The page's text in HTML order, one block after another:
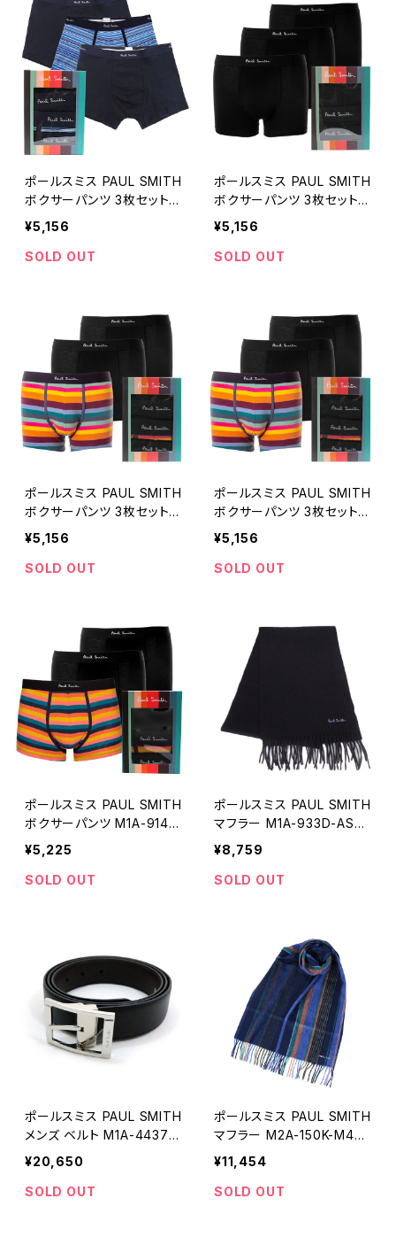
ポールスミス PAUL SMITH
ボクサーパンツ 3枚セット
M1A-914C-A3PCKG-47A
-S メンズ ネイビー 下着
¥5,156
SOLD OUT
ポールスミス PAUL SMITH
ボクサーパンツ 3枚セット
M1A-914C-A3PCK-79A-S
メンズ ブラック 下着
¥5,156
SOLD OUT
ポールスミス PAUL SMITH
ボクサーパンツ 3枚セット
M1A-914C-A3PCKD-79A
-M メンズ ブラック 下着
¥5,156
SOLD OUT
ポールスミス PAUL SMITH
ボクサーパンツ 3枚セット
M1A-914C-A3PCKD-79A
-L メンズ ブラック 下着
¥5,156
SOLD OUT
ポールスミス PAUL SMITH
ボクサーパンツ M1A-914C
-A3PK15-1A-S メンズ ブラ
ック 3枚セット 下着
¥5,225
SOLD OUT
ポールスミス PAUL SMITH
マフラー M1A-933D-AS0
4-79 メンズ ブラック
¥8,759
SOLD OUT
ポールスミス PAUL SMITH
メンズ ベルト M1A-4437-
ACUT-79 (M1A-4437-A
CUT-78) SIZE 40 ブラッ
ク ブラウン
¥20,650
SOLD OUT
ポールスミス PAUL SMITH
マフラー M2A-150K-M459
-47 メンズ ネイビー
¥11,454
SOLD OUT